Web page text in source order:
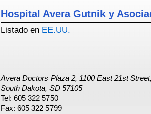
Hospital Avera Gutnik y
Listado en EE.UU.
Avera Doctors Plaza 2, 1100 East 21st
South Dakota, SD 57105
Tel: 605 322 5750
Fax: 605 322 5799